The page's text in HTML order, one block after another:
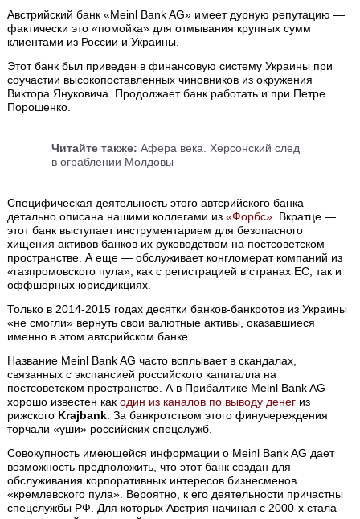
Австрийский банк «Meinl Bank AG» имеет дурную репутацию —
фактически это «помойка» для отмывания крупных сумм
клиентами из России и Украины.
Этот банк был приведен в финансовую систему Украины при
соучастии высокопоставленных чиновников из окружения
Виктора Януковича. Продолжает банк работать и при Петре
Порошенко.
Читайте также: Афера века. Херсонский след
в ограблении Молдовы
Специфическая деятельность этого автсрийского банка
детально описана нашими коллегами из«Форбс» . Вкратце —
этот банк выступает инструментарием для безопасного
хищения активов банков их руководством на постсоветском
пространстве. А еще — обслуживает конгломерат компаний из
«газпромовского пула», как с регистрацией в странах ЕС, так и
оффшорных юрисдикциях.
Только в 2014-2015 годах десятки банков-банкротов из Украины
«не смогли» вернуть свои валютные активы, оказавшиеся
именно в этом автсрийском банке.
Название Meinl Bank AG часто всплывает в скандалах,
связанных с экспансией российского капиталла на
постсоветском пространстве. А в Прибалтике Meinl Bank AG
хорошо известен какодин из каналов по выводу денег из
рижского Krajbank . За банкротством этого финучереждения
торчали «уши» российских спецслужб.
Совокупность имеющейся информации о Meinl Bank AG дает
возможность предположить, что этот банк создан для
обслуживания корпоративных интересов бизнесменов
«кремлевского пула». Вероятно, к его деятельности причастны
спецслужбы РФ. Для которых Австрия начиная с 2000-х стала